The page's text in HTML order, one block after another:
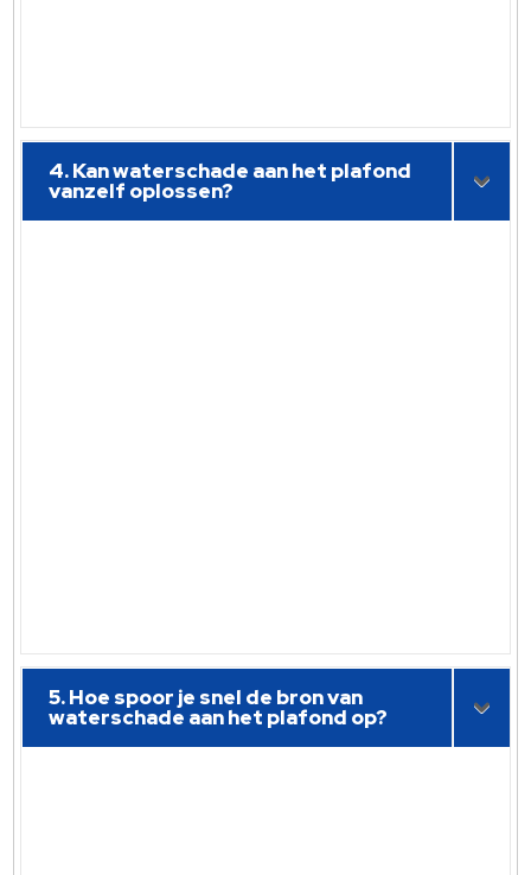
4. Kan waterschade aan het plafond
vanzelf oplossen?
5. Hoe spoor je snel de bron van
waterschade aan het plafond op?